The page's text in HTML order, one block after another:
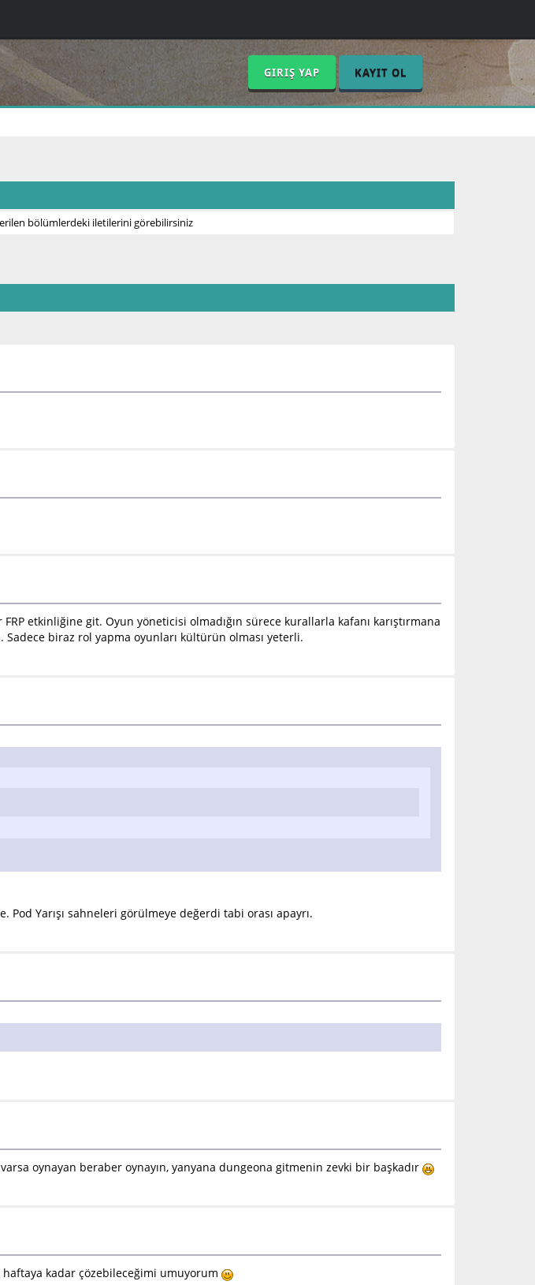
GIRIŞ YAP KAYIT OL
bölümlerdeki iletilerini görebilirsiniz
etkinliğine git. Oyun yöneticisi olmadığın sürece kurallarla kafanı karıştırmana
biraz rol yapma oyunları kültürün olması yeterli.
Yarışı sahneleri görülmeye değerdi tabi orası apayrı.
oynayan beraber oynayın, yanyana dungeona gitmenin zevki bir başkadır
haftaya kadar çözebileceğimi umuyorum